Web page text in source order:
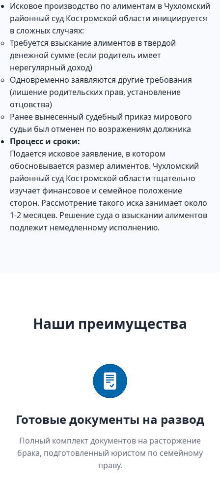
Исковое производство по алиментам в Чухломский
районный суд Костромской области инициируется
в сложных случаях:
Требуется взыскание алиментов в твердой
денежной сумме (если родитель имеет
нерегулярный доход)
Одновременно заявляются другие требования
(лишение родительских прав, установление
отцовства)
Ранее вынесенный судебный приказ мирового
судьи был отменен по возражениям должника
Процесс и сроки:
Подается исковое заявление, в котором
обосновывается размер алиментов. Чухломский
районный суд Костромской области тщательно
изучает финансовое и семейное положение
сторон. Рассмотрение такого иска занимает около
1-2 месяцев. Решение суда о взыскании алиментов
подлежит немедленному исполнению.
Наши преимущества
Готовые документы на развод
Полный комплект документов на расторжение
брака, подготовленный юристом по семейному
праву.